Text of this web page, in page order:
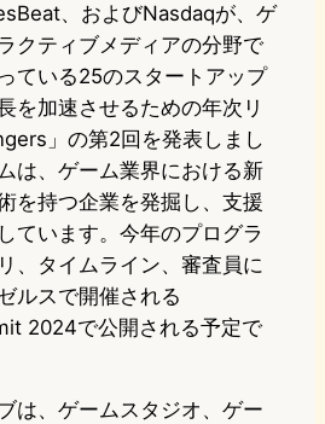
、およびNasdaqが、ゲ
クティブメディアの分野で
ている25のスタートアップ
を加速させるための年次リ
」の第2回を発表しまし
は、ゲーム業界における新
を持つ企業を発掘し、支援
ています。今年のプログラ
、タイムライン、審査員に
ルスで開催される
2024で公開される予定で
は、ゲームスタジオ、ゲー